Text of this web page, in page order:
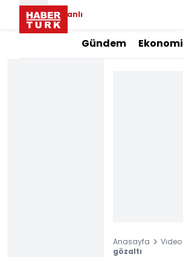
Canlı
Gündem Ekonomi
Anasayfa Video
gözaltı